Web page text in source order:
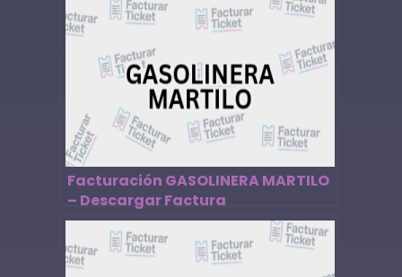
Facturación GASOLINERA MARTILO
– Descargar Factura